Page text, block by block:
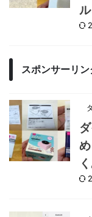
スポンサーリン